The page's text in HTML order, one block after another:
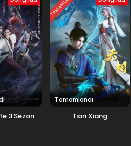
3.Sezon
Tamamlandı
Tian Xiang